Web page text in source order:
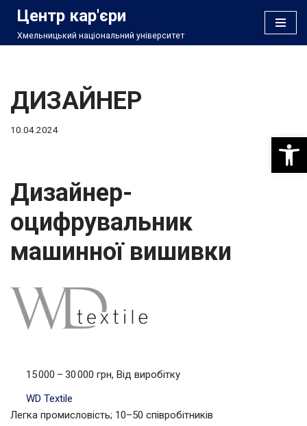
Перейти
Центр кар'єри
Хмельницький національний університет
ДИЗАЙНЕР
10.04.2024
Дизайнер-
оцифрувальник
машинної вишивки
15 000 – 30 000 грн, Від виробітку
WD Textile
Легка промисловість; 10–50 співробітників